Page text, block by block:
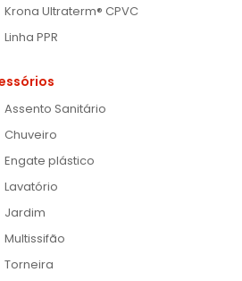
Krona Ultraterm® CPVC
Linha PPR
Assento Sanitário
Chuveiro
Engate plástico
Lavatório
Jardim
Multissifão
Torneira